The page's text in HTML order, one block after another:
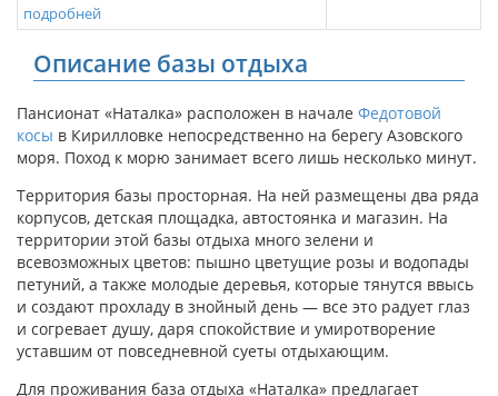
подробней
Описание базы отдыха
Пансионат «Наталка» расположен в начале Федотовой
косы в Кирилловке непосредственно на берегу Азовского
моря. Поход к морю занимает всего лишь несколько минут.
Территория базы просторная. На ней размещены два ряда
корпусов, детская площадка, автостоянка и магазин. На
территории этой базы отдыха много зелени и
всевозможных цветов: пышно цветущие розы и водопады
петуний, а также молодые деревья, которые тянутся ввысь
и создают прохладу в знойный день — все это радует глаз
и согревает душу, даря спокойствие и умиротворение
уставшим от повседневной суеты отдыхающим.
Для проживания база отдыха «Наталка» предлагает